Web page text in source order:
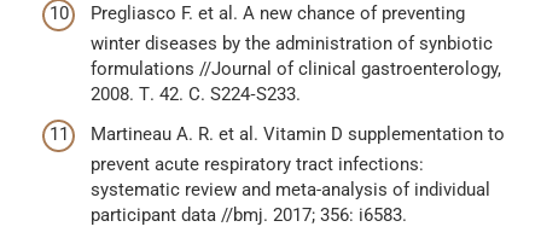
Pregliasco F. et al. A new chance of preventing
winter diseases by the administration of synbiotic
formulations //Journal of clinical gastroenterology,
2008. Т. 42. С. S224‑S233.
Martineau A. R. et al. Vitamin D supplementation to
prevent acute respiratory tract infections:
systematic review and meta-analysis of individual
participant data //bmj. 2017; 356: i6583.